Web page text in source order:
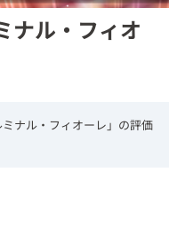
ナル・フィオ
ナル・フィオーレ」の評価